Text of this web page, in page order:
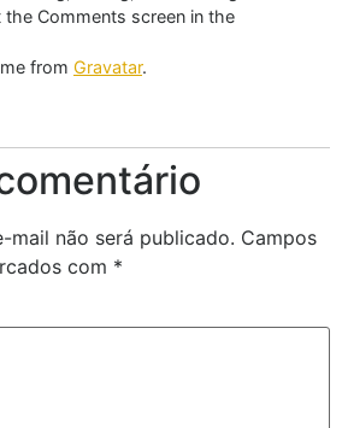
Comments screen in the
from Gravatar.
mail não será publicado. Campos
com *